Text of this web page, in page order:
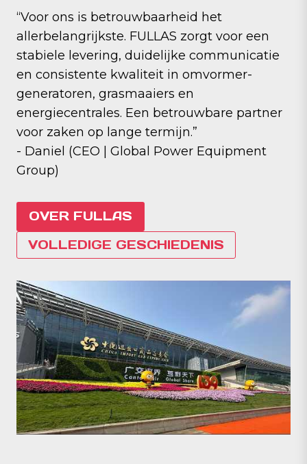
“Voor ons is betrouwbaarheid het
allerbelangrijkste. FULLAS zorgt voor een
stabiele levering, duidelijke communicatie
en consistente kwaliteit in omvormer-
generatoren, grasmaaiers en
energiecentrales. Een betrouwbare partner
voor zaken op lange termijn.”
- Daniel (CEO | Global Power Equipment
Group)
OVER FULLAS
VOLLEDIGE GESCHIEDENIS